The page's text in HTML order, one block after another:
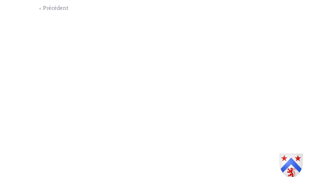
« Précédent